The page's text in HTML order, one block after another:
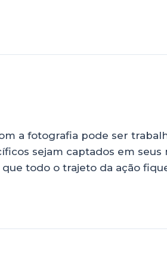
a fotografia pode ser
sejam captados em seus
todo o trajeto da ação